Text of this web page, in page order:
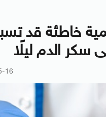
خاطئة قد
سكر الدم ليلًا
16